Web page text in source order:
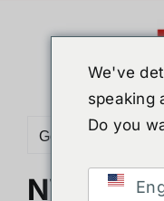
Go to...
NVIDIA
We've
speaking
Do you